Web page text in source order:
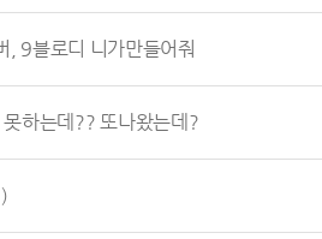
9블로디 니가만들어줘
하는데?? 또나왔는데?